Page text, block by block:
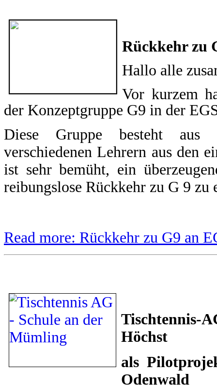
Rückkehr zu
Hallo alle
Vor kurzem
der Konzeptgruppe G9 in der
Diese Gruppe besteht aus
verschiedenen Lehrern aus den
ist sehr bemüht, ein
reibungslose Rückkehr zu G 9 zu
Read more: Rückkehr zu G9 an
Tischtennis-
Höchst
als
Odenwald